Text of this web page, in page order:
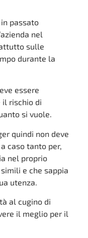
passato
nel
sulle
durante la
essere
il rischio di
si vuole.
quindi non deve
caso tanto per,
nel proprio
e che sappia
utenza.
al cugino di
il meglio per il